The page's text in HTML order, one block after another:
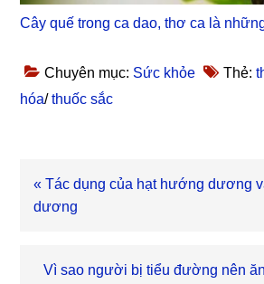
Cây quế trong ca dao, thơ ca là
Chuyên mục: Sức khỏe Thẻ:
hóa/thuốc sắc
Bài
viết
« Tác dụng của hạt hướng dương
dương
Bài
Vì sao người bị tiểu đường nên